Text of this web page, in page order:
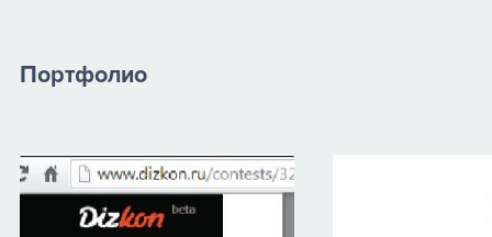
Портфолио